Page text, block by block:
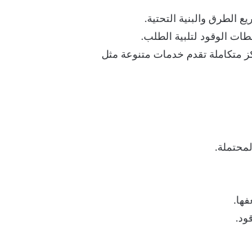
الطرق والبنية التحتية.
الوقود لتلبية الطلب.
متكاملة تقدم خدمات متنوعة مثل